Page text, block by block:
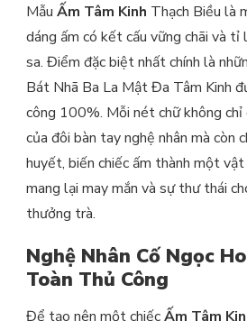
Mẫu Ấm Tâm Kinh Thạch Biều là
dáng ấm có kết cấu vững chãi và
sa. Điểm đặc biệt nhất chính là
Bát Nhã Ba La Mật Đa Tâm Kinh
công 100%. Mỗi nét chữ không
của đôi bàn tay nghệ nhân mà còn
huyết, biến chiếc ấm thành một
mang lại may mắn và sự thư thái
thưởng trà.
Nghệ Nhân Cố Ngọc
Toàn Thủ Công
Để tạo nên một chiếcẤm Tâm